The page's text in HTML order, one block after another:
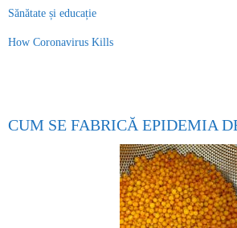
Sănătate și educație
How Coronavirus Kills
CUM SE FABRICĂ EPIDEMIA